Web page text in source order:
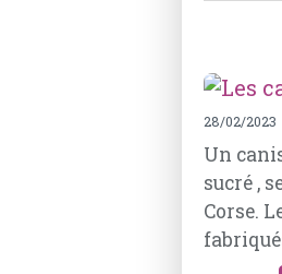
28/02/2023
Un
sucré ,
Corse.